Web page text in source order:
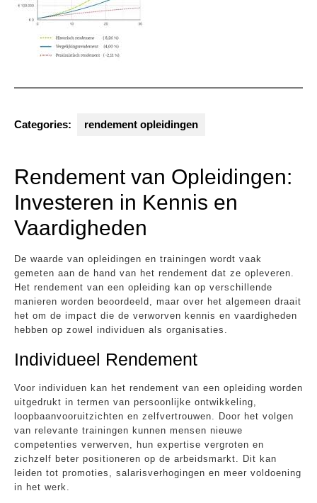
Categories: rendement opleidingen
Rendement van Opleidingen:
Investeren in Kennis en
Vaardigheden
De waarde van opleidingen en trainingen wordt vaak
gemeten aan de hand van het rendement dat ze opleveren.
Het rendement van een opleiding kan op verschillende
manieren worden beoordeeld, maar over het algemeen draait
het om de impact die de verworven kennis en vaardigheden
hebben op zowel individuen als organisaties.
Individueel Rendement
Voor individuen kan het rendement van een opleiding worden
uitgedrukt in termen van persoonlijke ontwikkeling,
loopbaanvooruitzichten en zelfvertrouwen. Door het volgen
van relevante trainingen kunnen mensen nieuwe
competenties verwerven, hun expertise vergroten en
zichzelf beter positioneren op de arbeidsmarkt. Dit kan
leiden tot promoties, salarisverhogingen en meer voldoening
in het werk.